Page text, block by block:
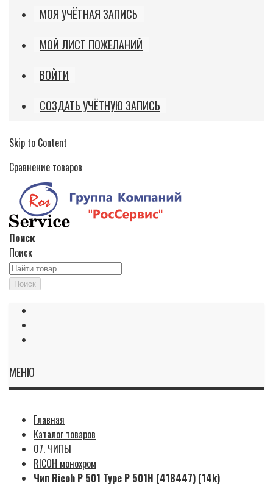
МОЯ УЧЁТНАЯ ЗАПИСЬ
МОЙ ЛИСТ ПОЖЕЛАНИЙ
ВОЙТИ
СОЗДАТЬ УЧЁТНУЮ ЗАПИСЬ
Skip to Content
Сравнение товаров
Поиск
Поиск
Поиск
МЕНЮ
Главная
Каталог товаров
07. ЧИПЫ
RICOH монохром
Чип Ricoh P 501 Type P 501H (418447) (14k)